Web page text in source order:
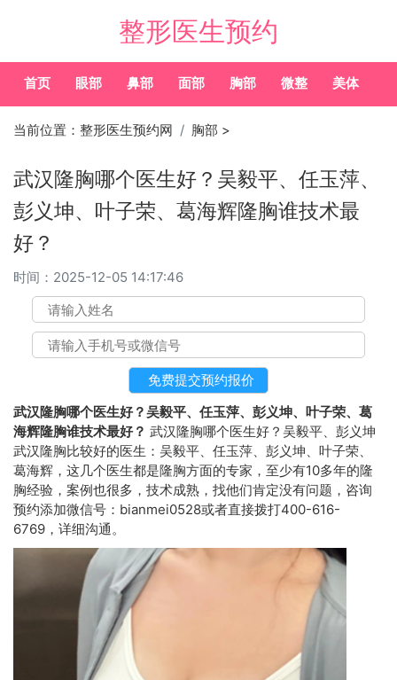
整形医生预约
首页 眼部 鼻部 面部 胸部 微整 美体
当前位置： 整形医生预约网 胸部 >
武汉隆胸哪个医生好？吴毅平、任玉萍、
彭义坤、叶子荣、葛海辉隆胸谁技术最
好？
时间： 2025-12-05 14:17:46
武汉隆胸哪个医生好？吴毅平、任玉萍、彭义坤、叶子荣、葛
海辉隆胸谁技术最好？ 武汉隆胸哪个医生好？吴毅平、彭义坤
武汉隆胸比较好的医生：吴毅平、任玉萍、彭义坤、叶子荣、
葛海辉，这几个医生都是隆胸方面的专家，至少有10多年的隆
胸经验，案例也很多，技术成熟，找他们肯定没有问题，咨询
预约添加微信号：bianmei0528或者直接拨打400-616-
6769，详细沟通。